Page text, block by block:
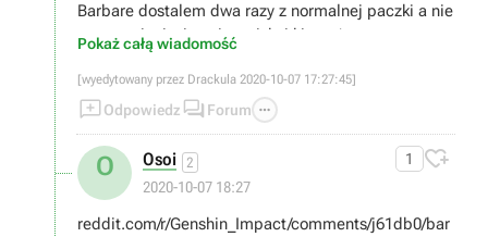
Barbare dostalem dwa razy z normalnej paczki a nie
promocyjnej wiec nie wciskaj kitow ;)
Pokaż całą wiadomość
[wyedytowany przez Drackula 2020-10-07 17:27:45]
Odpowiedz  Forum 
O Osoi 2
2020-10-07 18:27
1 
reddit.com/r/Genshin_Impact/comments/j61db0/bar